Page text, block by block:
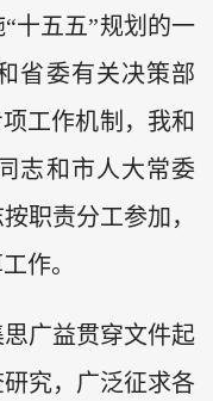
十五五”规划的一
省委有关决策部
工作机制，我和
志和市人大常委
职责分工参加，
作。
广益贯穿文件起
究，广泛征求各